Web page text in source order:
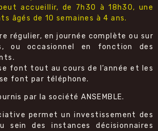
accueillir, de 7h30 à 18h30, une
âgés de 10 semaines à 4 ans.
régulier, en journée complète ou sur
ou occasionnel en fonction des
font tout au cours de l’année et les
font par téléphone.
par la société ANSEMBLE.
permet un investissement des
sein des instances décisionnaires